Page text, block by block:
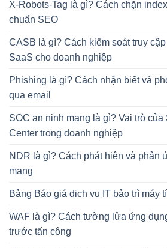
X-Robots-Tag là gì? Cách chặn
chuẩn SEO
CASB là gì? Cách kiểm soát truy
SaaS cho doanh nghiệp
Phishing là gì? Cách nhận biết và
qua email
SOC an ninh mạng là gì? Vai trò
Center trong doanh nghiệp
NDR là gì? Cách phát hiện và phản
mạng
Bảng Báo giá dịch vụ IT bảo trì máy
WAF là gì? Cách tường lửa ứng
trước tấn công